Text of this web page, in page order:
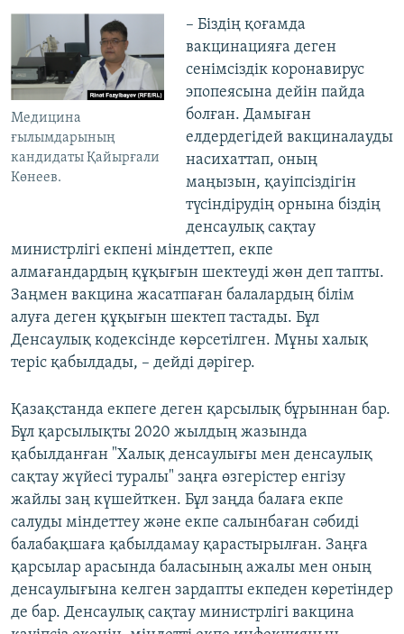
Медицина
ғылымдарының
кандидаты Қайырғали
Көнеев.
– Біздің қоғамда
вакцинацияға деген
сенімсіздік коронавирус
эпопеясына дейін пайда
болған. Дамыған
елдердегідей вакциналауды
насихаттап, оның
маңызын, қауіпсіздігін
түсіндірудің орнына біздің
денсаулық сақтау
министрлігі екпені міндеттеп, екпе
алмағандардың құқығын шектеуді жөн деп тапты.
Заңмен вакцина жасатпаған балалардың білім
алуға деген құқығын шектеп тастады. Бұл
Денсаулық кодексінде көрсетілген. Мұны халық
теріс қабылдады, – дейді дәрігер.
Қазақстанда екпеге деген қарсылық бұрыннан бар.
Бұл қарсылықты 2020 жылдың жазында
қабылданған "Халық денсаулығы мен денсаулық
сақтау жүйесі туралы" заңға өзгерістер енгізу
жайлы заң күшейткен. Бұл заңда балаға екпе
салуды міндеттеу және екпе салынбаған сәбиді
балабақшаға қабылдамау қарастырылған. Заңға
қарсылар арасында баласының ажалы мен оның
денсаулығына келген зардапты екпеден көретіндер
де бар. Денсаулық сақтау министрлігі вакцина